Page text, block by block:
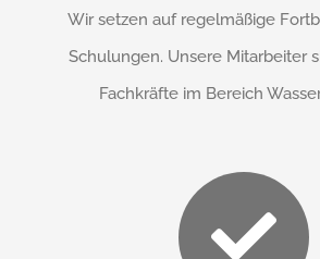
Wir setzen auf regelmäßige
Schulungen. Unsere Mitarbeiter
Fachkräfte im Bereich